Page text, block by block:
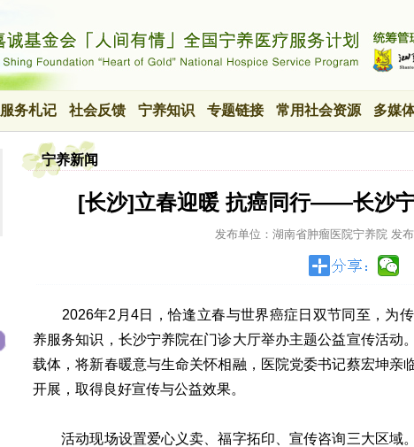
服务札记 社会反馈 宁养知识 专题链接 常用社会资源 多媒
宁养新闻
[长沙]立春迎暖 抗癌同行——长沙
发布单位：湖南省肿瘤医院宁养院 发
2026年2月4日，恰逢立春与世界癌症日双节同至，为
养服务知识，长沙宁养院在门诊大厅举办主题公益宣传活动
载体，将新春暖意与生命关怀相融，医院党委书记蔡宏坤亲
开展，取得良好宣传与公益效果。
活动现场设置爱心义卖、福字拓印、宣传咨询三大区域